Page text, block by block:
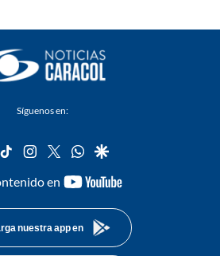
Síguenos en:
tiktok instagram
twitterwhatsapp
google
en
youtube-
nuestra app en